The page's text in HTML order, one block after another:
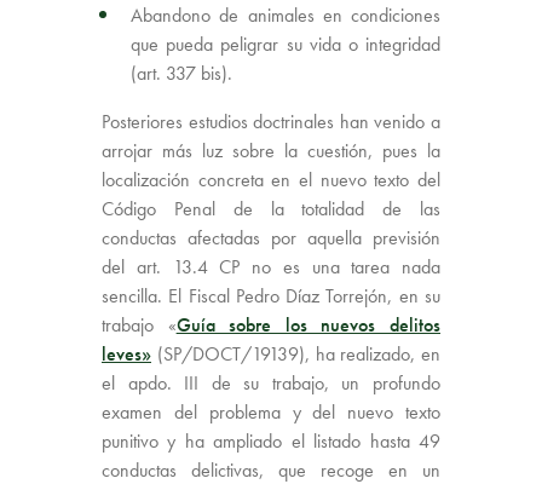
Abandono de animales en condiciones
que pueda peligrar su vida o integridad
(art. 337 bis).
Posteriores estudios doctrinales han venido a
arrojar más luz sobre la cuestión, pues la
localización concreta en el nuevo texto del
Código Penal de la totalidad de las
conductas afectadas por aquella previsión
del art. 13.4 CP no es una tarea nada
sencilla. El Fiscal Pedro Díaz Torrejón, en su
trabajo «Guía sobre los nuevos delitos
leves» (SP/DOCT/19139), ha realizado, en
el apdo. III de su trabajo, un profundo
examen del problema y del nuevo texto
punitivo y ha ampliado el listado hasta 49
conductas delictivas, que recoge en un